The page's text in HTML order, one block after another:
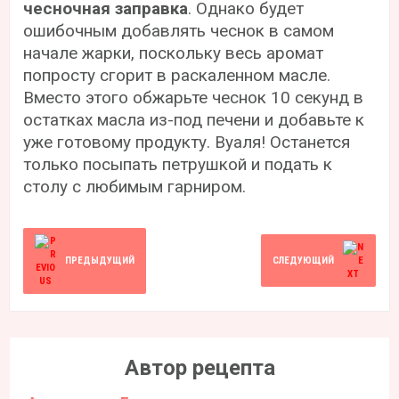
Автор рецепта
Александра Береза
В кулинарной книге Александры есть
сотни необычных рецептов с бережными
заметками. Даже простой омлет Саша
способна превратить в волшебное блюдо,
завершенное листочком ароматной кинзы.
Редактор«Со Вкусом»не боится
экспериментировать и ежедневно
Утонченные десерты и выпечка — то, что
делает Александра с особым
вдохновением: чего только стоит